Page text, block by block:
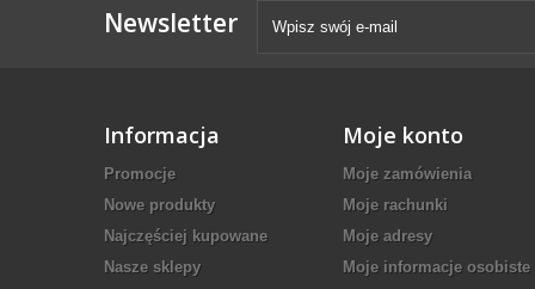
Newsletter
Informacja
Promocje
Nowe produkty
Najczęściej kupowane
Nasze sklepy
Moje konto
Moje zamówienia
Moje rachunki
Moje adresy
Moje informacje osobiste